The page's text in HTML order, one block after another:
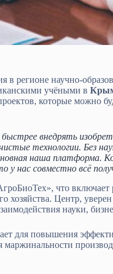
в регионе научно-
учёными в
которые можно
внедрять
технологии. Без
наша платформа.
у нас совместно всё
что включает
хозяйства. Центр,
науки,
для повышения
маржинальности